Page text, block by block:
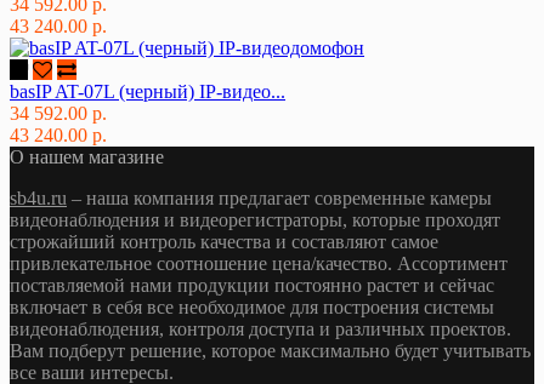
43 240.00 р.
basIP AT-07L (черный) IP-видео...
34 592.00 р.
43 240.00 р.
О нашем магазине
sb4u.ru – наша компания предлагает современные камеры
видеонаблюдения и видеорегистраторы, которые проходят
строжайший контроль качества и составляют самое
привлекательное соотношение цена/качество. Ассортимент
поставляемой нами продукции постоянно растет и сейчас
включает в себя все необходимое для построения системы
видеонаблюдения, контроля доступа и различных проектов.
Вам подберут решение, которое максимально будет учитывать
все ваши интересы.